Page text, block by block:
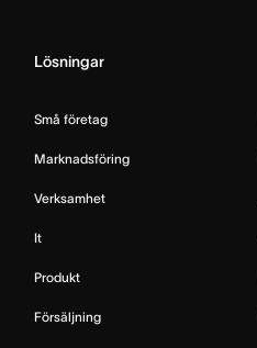
Lösningar
Små företag
Marknadsföring
Verksamhet
It
Produkt
Försäljning